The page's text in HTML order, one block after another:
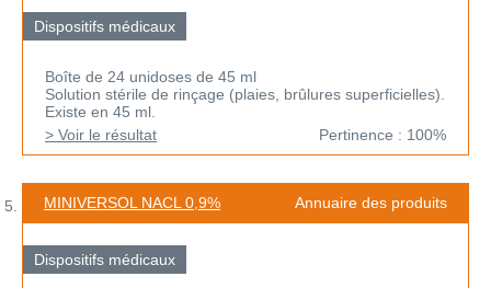
Dispositifs médicaux
Boîte de 24 unidoses de 45 ml
Solution stérile de rinçage (plaies, brûlures superficielles).
Existe en 45 ml.
> Voir le résultat
Pertinence : 100%
MINIVERSOL NACL 0,9% Annuaire des produits
Dispositifs médicaux